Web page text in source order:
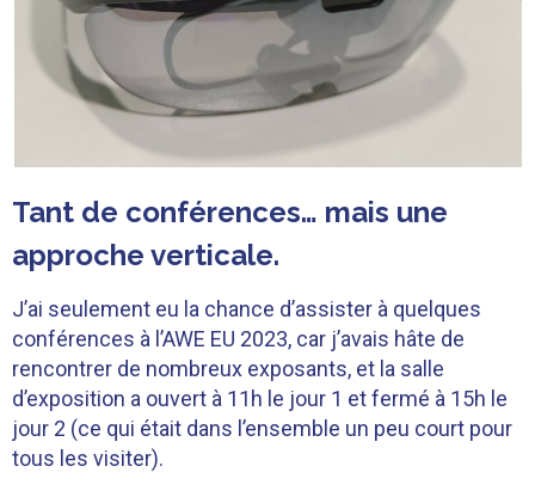
Tant de conférences… mais une
approche verticale.
J’ai seulement eu la chance d’assister à quelques
conférences à l’AWE EU 2023, car j’avais hâte de
rencontrer de nombreux exposants, et la salle
d’exposition a ouvert à 11h le jour 1 et fermé à 15h le
jour 2 (ce qui était dans l’ensemble un peu court pour
tous les visiter).